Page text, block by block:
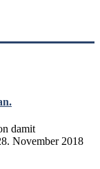
damit
November 2018